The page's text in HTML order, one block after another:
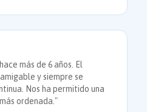
más de 6 años. El
y siempre se
Nos ha permitido una
ordenada."